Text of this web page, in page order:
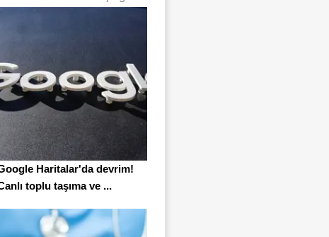
Haritalar'da devrim!
toplu taşıma ve ...